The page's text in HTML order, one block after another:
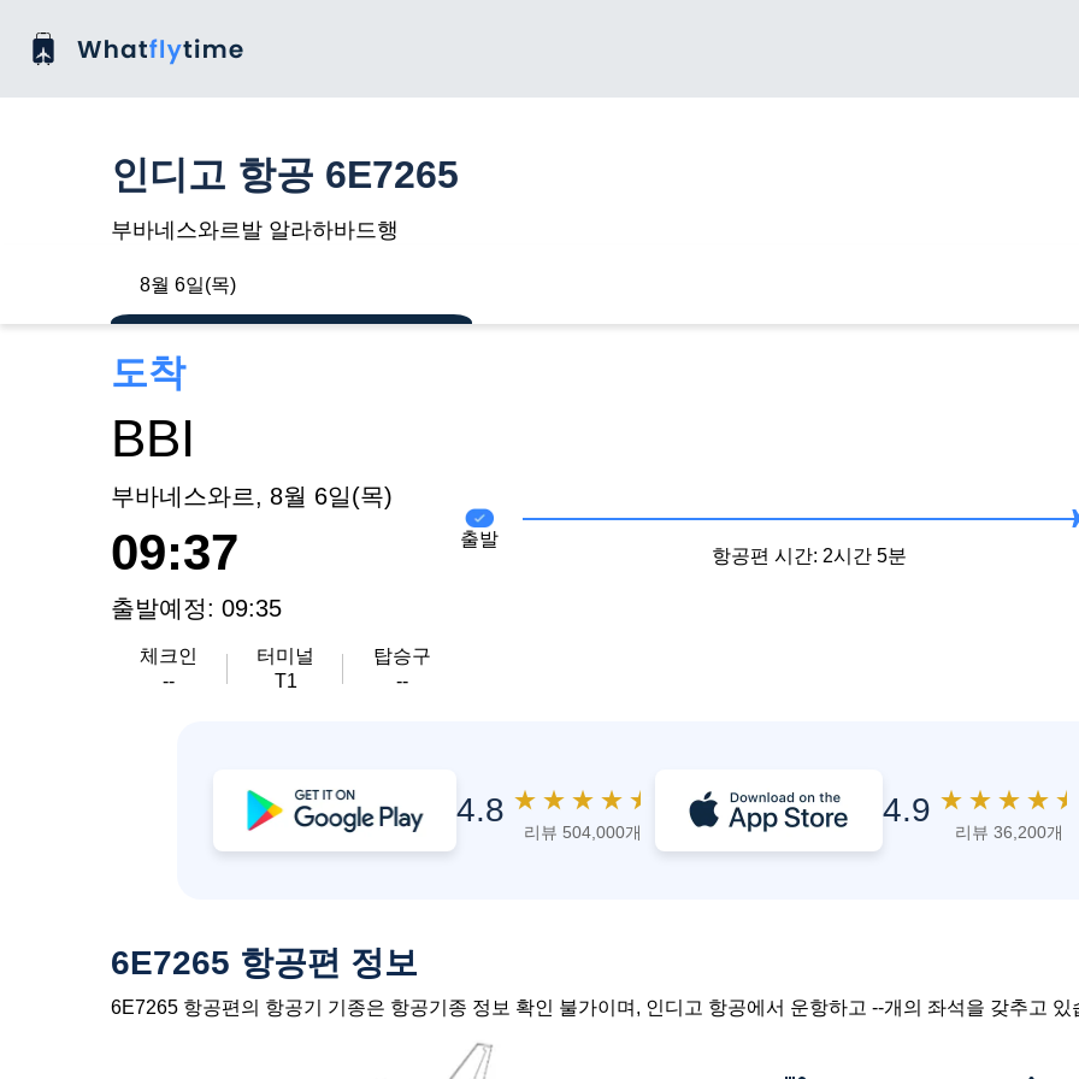
인디고 항공 6E7265
부바네스와르발 알라하바드행
8월 6일(목)
도착
BBI
부바네스와르, 8월 6일(목)
09:37
출발예정: 09:35
체크인
--
터미널
T1
탑승구
--
출발
항공편 시간: 2시간 5분
4.8 ★ ★ ★ ★ ★
리뷰 504,000개
4.9 ★ ★ ★ ★ ★
리뷰 36,200개
6E7265 항공편 정보
6E7265 항공편의 항공기 기종은 항공기종 정보 확인 불가이며, 인디고 항공에서 운항하고 --개의 좌석을 갖추고 있